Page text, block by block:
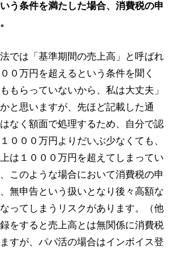
う条件を満たした場合、消費税の申
では「基準期間の売上高」と呼ばれ
０万円を超えるという条件を聞く
もらっていないから、私は大丈夫」
と思いますが、先ほど記載した通
なく額面で処理するため、自分で認
０００万円よりだいぶ少なくても、
は１０００万円を超えてしまってい
このような場合において消費税の申
無申告という扱いとなり後々高額な
ってしまうリスクがあります。（他
をすると売上高とは無関係に消費税
すが、パパ活の場合はインボイス登